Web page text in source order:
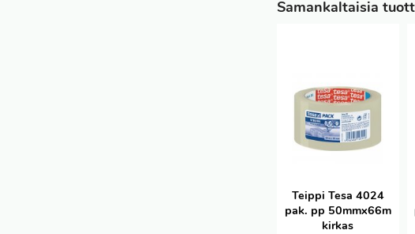
Samankaltaisia
Teippi Tesa 4024
pak. pp 50mmx66m
kirkas